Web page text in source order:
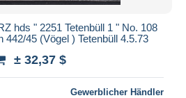
hds " 2251 Tetenbüll 1 " No. 108
442/45 (Vögel ) Tetenbüll 4.5.73
± 32,37 $
Gewerblicher Händler